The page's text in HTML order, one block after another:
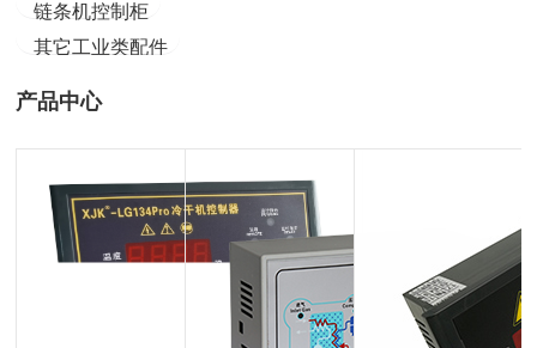
链条机控制柜
其它工业类配件
产品中心